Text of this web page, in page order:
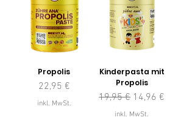
Propolis
Preis
22,95 €
inkl. MwSt.
Kinderpasta mit
Propolis
Standardpreis
19,95 € Sale-Preis
14,96 €
inkl. MwSt.